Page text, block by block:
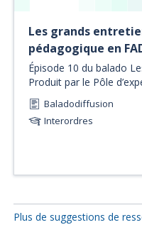
Les grands
pédagogique en
Épisode 10 du balado
Produit par le Pôle
Baladodiffusion
Interordres
Plus de suggestions de